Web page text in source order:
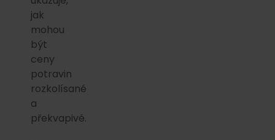
jak
mohou
být
ceny
potravin
rozkolísané
a
překvapivé.